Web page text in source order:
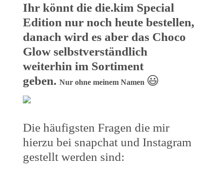
Ihr könnt die die.kim Special
Edition nur noch heute bestellen,
danach wird es aber das Choco
Glow selbstverständlich
weiterhin im Sortiment
geben.Nur ohne meinem Namen 😃
Die häufigsten Fragen die mir
hierzu bei snapchat und Instagram
gestellt werden sind: